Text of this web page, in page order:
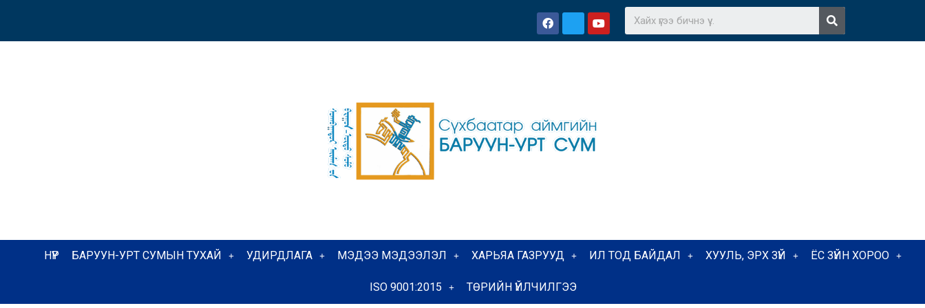
НҮҮР БАРУУН-УРТ СУМЫН ТУХАЙ УДИРДЛАГА МЭДЭЭ МЭДЭЭЛЭЛ ХАРЬЯА ГАЗРУУД ИЛ ТОД БАЙДАЛ ХУУЛЬ, ЭРХ ЗҮЙ ЁС ЗҮЙН ХОРОО
ISO 9001:2015 ТӨРИЙН ҮЙЛЧИЛГЭЭ